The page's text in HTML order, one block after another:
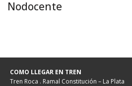
Nodocente
COMO LLEGAR EN TREN
Tren Roca . Ramal Constitución – La Plata